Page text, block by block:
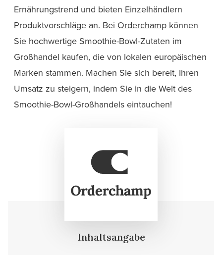
Ernährungstrend und bieten Einzelhändlern
Produktvorschläge an. Bei Orderchamp können
Sie hochwertige Smoothie-Bowl-Zutaten im
Großhandel kaufen, die von lokalen europäischen
Marken stammen. Machen Sie sich bereit, Ihren
Umsatz zu steigern, indem Sie in die Welt des
Smoothie-Bowl-Großhandels eintauchen!
Inhaltsangabe